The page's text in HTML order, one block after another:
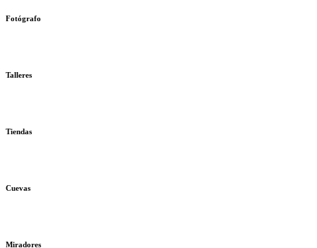
Fotógrafo
Talleres
Tiendas
Cuevas
Miradores